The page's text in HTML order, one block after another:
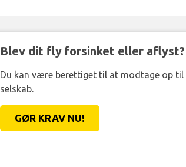
Blev dit fly forsinket eller aflyst?
Du kan være berettiget til at modtage op til
selskab.
GØR KRAV NU!